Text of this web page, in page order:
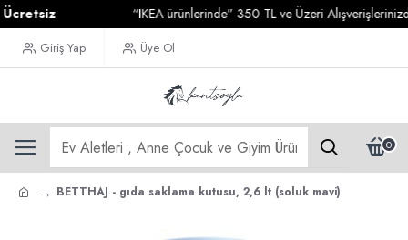
“IKEA ürünlerinde” 350 TL ve Üzeri Alışverişlerinizde
Giriş Yap Üye Ol
0
BETTHAJ - gıda saklama kutusu, 2,6 lt (soluk mavi)